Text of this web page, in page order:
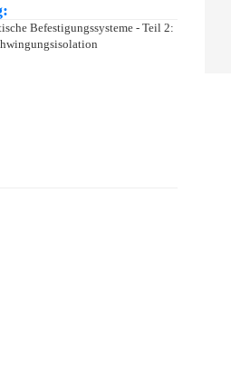
Befestigungssysteme - Teil 2: